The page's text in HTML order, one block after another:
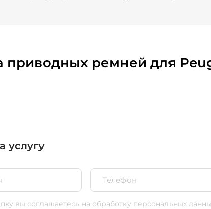
приводных ремней для
услугу
вы соглашаетесь на обработку персональных